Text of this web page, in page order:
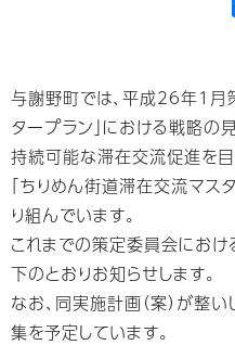
与謝野町では、平成26年1月
タープラン」における戦略の
持続可能な滞在交流促進を
「ちりめん街道滞在交流マス
り組んでいます。
これまでの策定委員会におけ
下のとおりお知らせします。
なお、同実施計画（案）が整
集を予定しています。